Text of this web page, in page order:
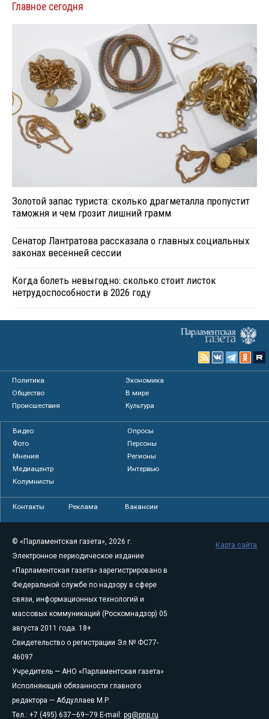
Главное сегодня
Золотой запас туриста: сколько драгметалла пропустит
таможня и чем грозит лишний грамм
Сенатор Лантратова рассказала о главных социальных
законах весенней сессии
Когда болеть невыгодно: сколько стоит листок
нетрудоспособности в 2026 году
Политика
Экономика
Общество
В мире
Происшествия
Культура
Видео
Опросы
Фото
Персоны
Мнения
Регионы
Медиацентр
Интервью
Колумнисты
Контакты Реклама Вакансии
© «Парламентская газета», 2026 г.
Электронное периодическое издание
«Парламентская газета» зарегистрировано в
Федеральной службе по надзору в сфере
связи, информационных технологий и
массовых коммуникаций (Роскомнадзор) 05
августа 2011 года. 18+
Свидетельство о регистрации Эл № ФС77-
46097
Учредитель — АНО «Парламентская газета»
Исполняющий обязанности главного
редактора — Абдуллаев М.Р.
Тел.: +7 (495) 637–69–79 E-mail: pg@pnp.ru
Карта сайта